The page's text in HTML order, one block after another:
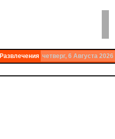
Развлечения четверг, 6 Августа 2026